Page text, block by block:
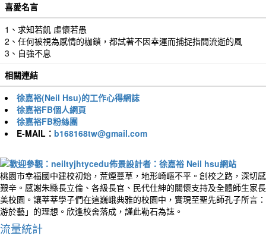
喜愛名言
1、求知若飢 虛懷若愚
2、任何被視為感情的枷鎖，都試著不因幸運而捕捉指間流逝的風
3、自強不息
相關連結
徐嘉裕(Neil Hsu)的工作心得網誌
徐嘉裕FB個人網頁
徐嘉裕FB粉絲團
E-MAIL： b168168tw@gmail.com
桃園市幸福國中建校初始，荒煙蔓草，地形崎嶇不平。創校之路，深切
艱辛。感謝朱縣長立倫、各級長官、民代仕紳的關懷支持及全體師生家
美校園。讓莘莘學子們在這巍峨典雅的校園中，實現至聖先師孔子所言
游於藝」的理想。欣逢校舍落成，謹此勒石為誌。
流量統計